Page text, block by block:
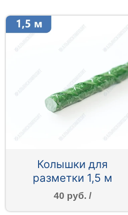
Колышки для
разметки 1,5 м
40 руб. /